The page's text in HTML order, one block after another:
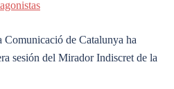
de Catalunya ha
sesión del Mirador Indiscret de la